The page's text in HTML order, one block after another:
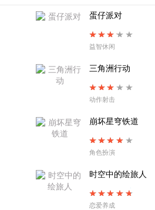
蛋仔派对
益智休闲
三角洲行动
动作射击
崩坏星穹铁道
角色扮演
时空中的绘旅人
恋爱养成